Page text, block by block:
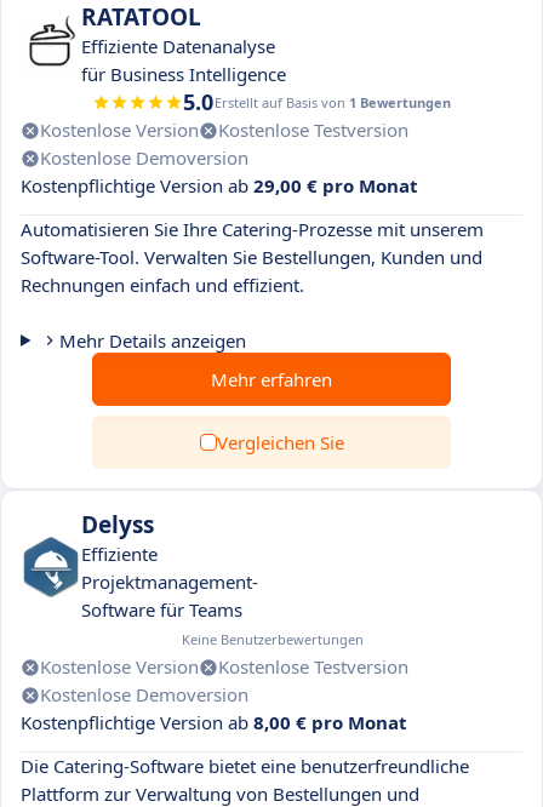
RATATOOL
Effiziente Datenanalyse
für Business Intelligence
5.0Erstellt auf Basis von 1 Bewertungen
Kostenlose Version
Kostenlose Testversion
Kostenlose Demoversion
Kostenpflichtige Version ab 29,00 € pro Monat
Automatisieren Sie Ihre Catering-Prozesse mit unserem
Software-Tool. Verwalten Sie Bestellungen, Kunden und
Rechnungen einfach und effizient.
Mehr Details anzeigen
Mehr erfahren
Vergleichen Sie
Delyss
Effiziente
Projektmanagement-
Software für Teams
Keine Benutzerbewertungen
Kostenlose Version
Kostenlose Testversion
Kostenlose Demoversion
Kostenpflichtige Version ab 8,00 € pro Monat
Die Catering-Software bietet eine benutzerfreundliche
Plattform zur Verwaltung von Bestellungen und